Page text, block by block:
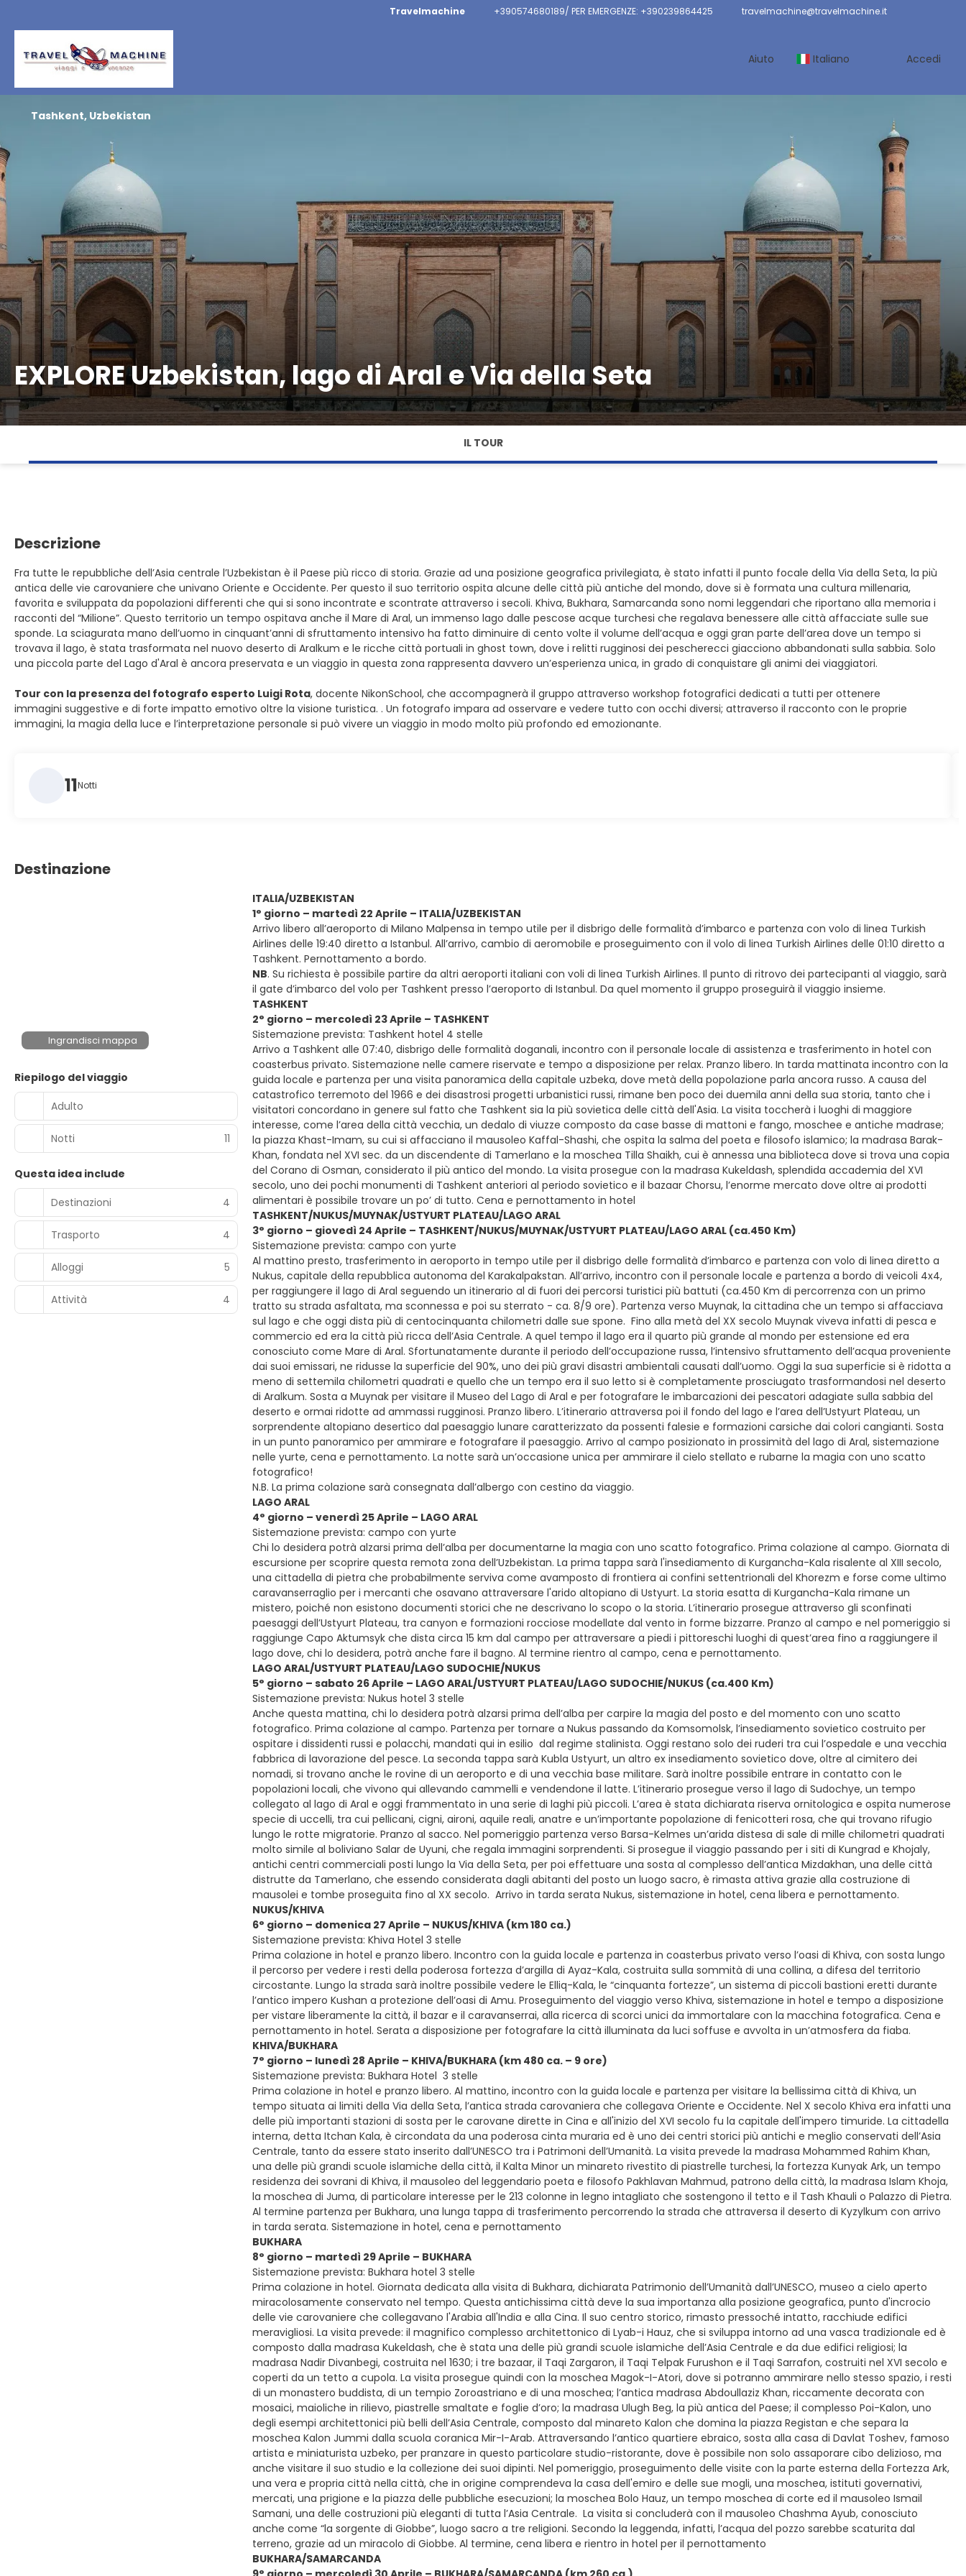
Travelmachine +390574680189/ PER EMERGENZE: +390239864425 travelmachine@travelmachine.it
Aiuto Italiano Accedi
EXPLORE Uzbekistan, lago di Aral e Via della Seta
Tashkent, Uzbekistan
IL TOUR
Descrizione
Fra tutte le repubbliche dell’Asia centrale l’Uzbekistan è il Paese più ricco di storia. Grazie ad una posizione geografica privilegiata, è stato infatti il punto focale della Via della Seta, la più
antica delle vie carovaniere che univano Oriente e Occidente. Per questo il suo territorio ospita alcune delle città più antiche del mondo, dove si è formata una cultura millenaria,
favorita e sviluppata da popolazioni differenti che qui si sono incontrate e scontrate attraverso i secoli. Khiva, Bukhara, Samarcanda sono nomi leggendari che riportano alla memoria i
racconti del “Milione”. Questo territorio un tempo ospitava anche il Mare di Aral, un immenso lago dalle pescose acque turchesi che regalava benessere alle città affacciate sulle sue
sponde. La sciagurata mano dell’uomo in cinquant’anni di sfruttamento intensivo ha fatto diminuire di cento volte il volume dell’acqua e oggi gran parte dell’area dove un tempo si
trovava il lago, è stata trasformata nel nuovo deserto di Aralkum e le ricche città portuali in ghost town, dove i relitti rugginosi dei pescherecci giacciono abbandonati sulla sabbia. Solo
una piccola parte del Lago d'Aral è ancora preservata e un viaggio in questa zona rappresenta davvero un’esperienza unica, in grado di conquistare gli animi dei viaggiatori.
Tour con la presenza del fotografo esperto Luigi Rota, docente NikonSchool, che accompagnerà il gruppo attraverso workshop fotografici dedicati a tutti per ottenere
immagini suggestive e di forte impatto emotivo oltre la visione turistica. . Un fotografo impara ad osservare e vedere tutto con occhi diversi; attraverso il racconto con le proprie
immagini, la magia della luce e l’interpretazione personale si può vivere un viaggio in modo molto più profondo ed emozionante.
11Notti
Destinazione
Ingrandisci mappa
Riepilogo del viaggio
Adulto
Notti 11
Questa idea include
Destinazioni
4
Trasporto 4
Alloggi 5
Attività 4
ITALIA/UZBEKISTAN
1° giorno – martedì 22 Aprile – ITALIA/UZBEKISTAN
Arrivo libero all’aeroporto di Milano Malpensa in tempo utile per il disbrigo delle formalità d’imbarco e partenza con volo di linea Turkish
Airlines delle 19:40 diretto a Istanbul. All’arrivo, cambio di aeromobile e proseguimento con il volo di linea Turkish Airlines delle 01:10 diretto a
Tashkent. Pernottamento a bordo.
NB. Su richiesta è possibile partire da altri aeroporti italiani con voli di linea Turkish Airlines. Il punto di ritrovo dei partecipanti al viaggio, sarà
il gate d’imbarco del volo per Tashkent presso l’aeroporto di Istanbul. Da quel momento il gruppo proseguirà il viaggio insieme.
TASHKENT
2° giorno – mercoledì 23 Aprile – TASHKENT
Sistemazione prevista: Tashkent hotel 4 stelle
Arrivo a Tashkent alle 07:40, disbrigo delle formalità doganali, incontro con il personale locale di assistenza e trasferimento in hotel con
coasterbus privato. Sistemazione nelle camere riservate e tempo a disposizione per relax. Pranzo libero. In tarda mattinata incontro con la
guida locale e partenza per una visita panoramica della capitale uzbeka, dove metà della popolazione parla ancora russo. A causa del
catastrofico terremoto del 1966 e dei disastrosi progetti urbanistici russi, rimane ben poco dei duemila anni della sua storia, tanto che i
visitatori concordano in genere sul fatto che Tashkent sia la più sovietica delle città dell'Asia. La visita toccherà i luoghi di maggiore
interesse, come l’area della città vecchia, un dedalo di viuzze composto da case basse di mattoni e fango, moschee e antiche madrase;
la piazza Khast-Imam, su cui si affacciano il mausoleo Kaffal-Shashi, che ospita la salma del poeta e filosofo islamico; la madrasa Barak-
Khan, fondata nel XVI sec. da un discendente di Tamerlano e la moschea Tilla Shaikh, cui è annessa una biblioteca dove si trova una copia
del Corano di Osman, considerato il più antico del mondo. La visita prosegue con la madrasa Kukeldash, splendida accademia del XVI
secolo, uno dei pochi monumenti di Tashkent anteriori al periodo sovietico e il bazaar Chorsu, l’enorme mercato dove oltre ai prodotti
alimentari è possibile trovare un po’ di tutto. Cena e pernottamento in hotel
TASHKENT/NUKUS/MUYNAK/USTYURT PLATEAU/LAGO ARAL
3° giorno – giovedì 24 Aprile – TASHKENT/NUKUS/MUYNAK/USTYURT PLATEAU/LAGO ARAL (ca.450 Km)
Sistemazione prevista: campo con yurte
Al mattino presto, trasferimento in aeroporto in tempo utile per il disbrigo delle formalità d’imbarco e partenza con volo di linea diretto a
Nukus, capitale della repubblica autonoma del Karakalpakstan. All’arrivo, incontro con il personale locale e partenza a bordo di veicoli 4x4,
per raggiungere il lago di Aral seguendo un itinerario al di fuori dei percorsi turistici più battuti (ca.450 Km di percorrenza con un primo
tratto su strada asfaltata, ma sconnessa e poi su sterrato - ca. 8/9 ore). Partenza verso Muynak, la cittadina che un tempo si affacciava
sul lago e che oggi dista più di centocinquanta chilometri dalle sue spone. Fino alla metà del XX secolo Muynak viveva infatti di pesca e
commercio ed era la città più ricca dell’Asia Centrale. A quel tempo il lago era il quarto più grande al mondo per estensione ed era
conosciuto come Mare di Aral. Sfortunatamente durante il periodo dell’occupazione russa, l’intensivo sfruttamento dell’acqua proveniente
dai suoi emissari, ne ridusse la superficie del 90%, uno dei più gravi disastri ambientali causati dall’uomo. Oggi la sua superficie si è ridotta a
meno di settemila chilometri quadrati e quello che un tempo era il suo letto si è completamente prosciugato trasformandosi nel deserto
di Aralkum. Sosta a Muynak per visitare il Museo del Lago di Aral e per fotografare le imbarcazioni dei pescatori adagiate sulla sabbia del
deserto e ormai ridotte ad ammassi rugginosi. Pranzo libero. L’itinerario attraversa poi il fondo del lago e l’area dell’Ustyurt Plateau, un
sorprendente altopiano desertico dal paesaggio lunare caratterizzato da possenti falesie e formazioni carsiche dai colori cangianti. Sosta
in un punto panoramico per ammirare e fotografare il paesaggio. Arrivo al campo posizionato in prossimità del lago di Aral, sistemazione
nelle yurte, cena e pernottamento. La notte sarà un’occasione unica per ammirare il cielo stellato e rubarne la magia con uno scatto
fotografico!
N.B. La prima colazione sarà consegnata dall’albergo con cestino da viaggio.
LAGO ARAL
4° giorno – venerdì 25 Aprile – LAGO ARAL
Sistemazione prevista: campo con yurte
Chi lo desidera potrà alzarsi prima dell’alba per documentarne la magia con uno scatto fotografico. Prima colazione al campo. Giornata di
escursione per scoprire questa remota zona dell’Uzbekistan. La prima tappa sarà l'insediamento di Kurgancha-Kala risalente al XIII secolo,
una cittadella di pietra che probabilmente serviva come avamposto di frontiera ai confini settentrionali del Khorezm e forse come ultimo
caravanserraglio per i mercanti che osavano attraversare l'arido altopiano di Ustyurt. La storia esatta di Kurgancha-Kala rimane un
mistero, poiché non esistono documenti storici che ne descrivano lo scopo o la storia. L’itinerario prosegue attraverso gli sconfinati
paesaggi dell’Ustyurt Plateau, tra canyon e formazioni rocciose modellate dal vento in forme bizzarre. Pranzo al campo e nel pomeriggio si
raggiunge Capo Aktumsyk che dista circa 15 km dal campo per attraversare a piedi i pittoreschi luoghi di quest’area fino a raggiungere il
lago dove, chi lo desidera, potrà anche fare il bagno. Al termine rientro al campo, cena e pernottamento.
LAGO ARAL/USTYURT PLATEAU/LAGO SUDOCHIE/NUKUS
5° giorno – sabato 26 Aprile – LAGO ARAL/USTYURT PLATEAU/LAGO SUDOCHIE/NUKUS (ca.400 Km)
Sistemazione prevista: Nukus hotel 3 stelle
Anche questa mattina, chi lo desidera potrà alzarsi prima dell’alba per carpire la magia del posto e del momento con uno scatto
fotografico. Prima colazione al campo. Partenza per tornare a Nukus passando da Komsomolsk, l’insediamento sovietico costruito per
ospitare i dissidenti russi e polacchi, mandati qui in esilio dal regime stalinista. Oggi restano solo dei ruderi tra cui l’ospedale e una vecchia
fabbrica di lavorazione del pesce. La seconda tappa sarà Kubla Ustyurt, un altro ex insediamento sovietico dove, oltre al cimitero dei
nomadi, si trovano anche le rovine di un aeroporto e di una vecchia base militare. Sarà inoltre possibile entrare in contatto con le
popolazioni locali, che vivono qui allevando cammelli e vendendone il latte. L’itinerario prosegue verso il lago di Sudochye, un tempo
collegato al lago di Aral e oggi frammentato in una serie di laghi più piccoli. L’area è stata dichiarata riserva ornitologica e ospita numerose
specie di uccelli, tra cui pellicani, cigni, aironi, aquile reali, anatre e un’importante popolazione di fenicotteri rosa, che qui trovano rifugio
lungo le rotte migratorie. Pranzo al sacco. Nel pomeriggio partenza verso Barsa-Kelmes un’arida distesa di sale di mille chilometri quadrati
molto simile al boliviano Salar de Uyuni, che regala immagini sorprendenti. Si prosegue il viaggio passando per i siti di Kungrad e Khojaly,
antichi centri commerciali posti lungo la Via della Seta, per poi effettuare una sosta al complesso dell’antica Mizdakhan, una delle città
distrutte da Tamerlano, che essendo considerata dagli abitanti del posto un luogo sacro, è rimasta attiva grazie alla costruzione di
mausolei e tombe proseguita fino al XX secolo. Arrivo in tarda serata Nukus, sistemazione in hotel, cena libera e pernottamento.
NUKUS/KHIVA
6° giorno – domenica 27 Aprile – NUKUS/KHIVA (km 180 ca.)
Sistemazione prevista: Khiva Hotel 3 stelle
Prima colazione in hotel e pranzo libero. Incontro con la guida locale e partenza in coasterbus privato verso l’oasi di Khiva, con sosta lungo
il percorso per vedere i resti della poderosa fortezza d’argilla di Ayaz-Kala, costruita sulla sommità di una collina, a difesa del territorio
circostante. Lungo la strada sarà inoltre possibile vedere le Elliq-Kala, le “cinquanta fortezze”, un sistema di piccoli bastioni eretti durante
l’antico impero Kushan a protezione dell’oasi di Amu. Proseguimento del viaggio verso Khiva, sistemazione in hotel e tempo a disposizione
per vistare liberamente la città, il bazar e il caravanserrai, alla ricerca di scorci unici da immortalare con la macchina fotografica. Cena e
pernottamento in hotel. Serata a disposizione per fotografare la città illuminata da luci soffuse e avvolta in un’atmosfera da fiaba.
KHIVA/BUKHARA
7° giorno – lunedì 28 Aprile – KHIVA/BUKHARA (km 480 ca. – 9 ore)
Sistemazione prevista: Bukhara Hotel 3 stelle
Prima colazione in hotel e pranzo libero. Al mattino, incontro con la guida locale e partenza per visitare la bellissima città di Khiva, un
tempo situata ai limiti della Via della Seta, l’antica strada carovaniera che collegava Oriente e Occidente. Nel X secolo Khiva era infatti una
delle più importanti stazioni di sosta per le carovane dirette in Cina e all'inizio del XVI secolo fu la capitale dell'impero timuride. La cittadella
interna, detta Itchan Kala, è circondata da una poderosa cinta muraria ed è uno dei centri storici più antichi e meglio conservati dell’Asia
Centrale, tanto da essere stato inserito dall’UNESCO tra i Patrimoni dell’Umanità. La visita prevede la madrasa Mohammed Rahim Khan,
una delle più grandi scuole islamiche della città, il Kalta Minor un minareto rivestito di piastrelle turchesi, la fortezza Kunyak Ark, un tempo
residenza dei sovrani di Khiva, il mausoleo del leggendario poeta e filosofo Pakhlavan Mahmud, patrono della città, la madrasa Islam Khoja,
la moschea di Juma, di particolare interesse per le 213 colonne in legno intagliato che sostengono il tetto e il Tash Khauli o Palazzo di Pietra.
Al termine partenza per Bukhara, una lunga tappa di trasferimento percorrendo la strada che attraversa il deserto di Kyzylkum con arrivo
in tarda serata. Sistemazione in hotel, cena e pernottamento
BUKHARA
8° giorno – martedì 29 Aprile – BUKHARA
Sistemazione prevista: Bukhara hotel 3 stelle
Prima colazione in hotel. Giornata dedicata alla visita di Bukhara, dichiarata Patrimonio dell’Umanità dall’UNESCO, museo a cielo aperto
miracolosamente conservato nel tempo. Questa antichissima città deve la sua importanza alla posizione geografica, punto d'incrocio
delle vie carovaniere che collegavano l'Arabia all'India e alla Cina. Il suo centro storico, rimasto pressoché intatto, racchiude edifici
meravigliosi. La visita prevede: il magnifico complesso architettonico di Lyab-i Hauz, che si sviluppa intorno ad una vasca tradizionale ed è
composto dalla madrasa Kukeldash, che è stata una delle più grandi scuole islamiche dell’Asia Centrale e da due edifici religiosi; la
madrasa Nadir Divanbegi, costruita nel 1630; i tre bazaar, il Taqi Zargaron, il Taqi Telpak Furushon e il Taqi Sarrafon, costruiti nel XVI secolo e
coperti da un tetto a cupola. La visita prosegue quindi con la moschea Magok-I-Atori, dove si potranno ammirare nello stesso spazio, i resti
di un monastero buddista, di un tempio Zoroastriano e di una moschea; l’antica madrasa Abdoullaziz Khan, riccamente decorata con
mosaici, maioliche in rilievo, piastrelle smaltate e foglie d’oro; la madrasa Ulugh Beg, la più antica del Paese; il complesso Poi-Kalon, uno
degli esempi architettonici più belli dell’Asia Centrale, composto dal minareto Kalon che domina la piazza Registan e che separa la
moschea Kalon Jummi dalla scuola coranica Mir-I-Arab. Attraversando l’antico quartiere ebraico, sosta alla casa di Davlat Toshev, famoso
artista e miniaturista uzbeko, per pranzare in questo particolare studio-ristorante, dove è possibile non solo assaporare cibo delizioso, ma
anche visitare il suo studio e la collezione dei suoi dipinti. Nel pomeriggio, proseguimento delle visite con la parte esterna della Fortezza Ark,
una vera e propria città nella città, che in origine comprendeva la casa dell'emiro e delle sue mogli, una moschea, istituti governativi,
mercati, una prigione e la piazza delle pubbliche esecuzioni; la moschea Bolo Hauz, un tempo moschea di corte ed il mausoleo Ismail
Samani, una delle costruzioni più eleganti di tutta l’Asia Centrale. La visita si concluderà con il mausoleo Chashma Ayub, conosciuto
anche come “la sorgente di Giobbe”, luogo sacro a tre religioni. Secondo la leggenda, infatti, l’acqua del pozzo sarebbe scaturita dal
terreno, grazie ad un miracolo di Giobbe. Al termine, cena libera e rientro in hotel per il pernottamento
BUKHARA/SAMARCANDA